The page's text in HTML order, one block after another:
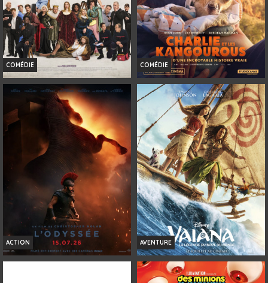
TOUT PUBLIC
VF
TOUT PUBLIC
VF
3D
VOST
COMÉDIE
DE LA COMÉDIE-FRANÇAISE
Horaires et Infos
Bande-annonce
TOUT PUBLIC
VF
COMÉDIE
CHARLIE ET LES KANGOUROUS
Horaires et Infos
Bande-annonce
Réservation
TOUT PUBLIC
VF
ACTION AVENTURE
VAIANA, LA LÉGENDE DU BOUT DU
MONDE